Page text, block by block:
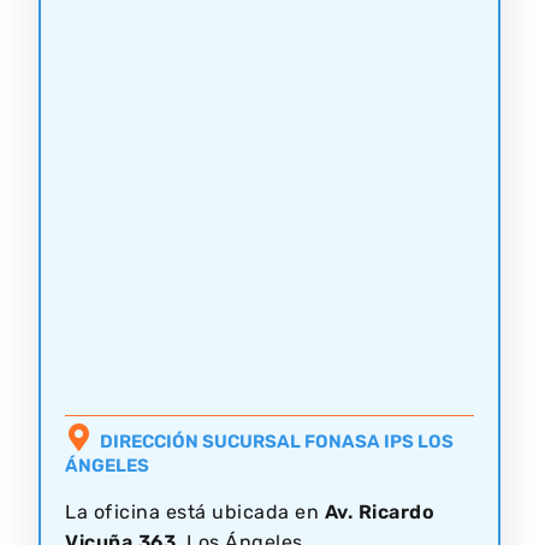
DIRECCIÓN SUCURSAL FONASA IPS LOS
ÁNGELES
La oficina está ubicada en Av. Ricardo